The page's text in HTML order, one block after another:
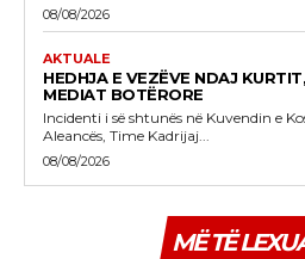
08/08/2026
AKTUALE
HEDHJA E VEZËVE NDAJ
MEDIAT BOTËRORE
Incidenti i së shtunës në Kuvendin e
Aleancës, Time Kadrijaj...
08/08/2026
MË TË